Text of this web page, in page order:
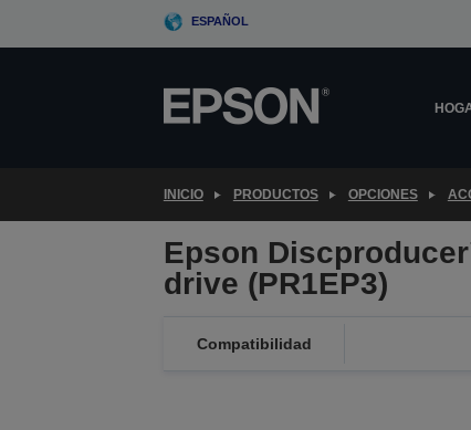
ESPAÑOL
INICIO PRODUCTOS OPCIONES
Epson
drive (PR1EP3)
Compatibilidad